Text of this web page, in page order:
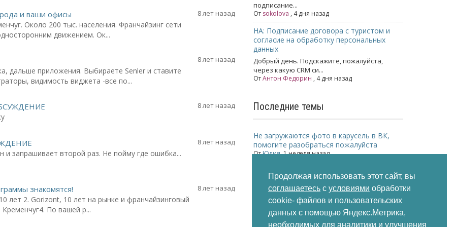
и ваши офисы
Около 200 тыс. населения. Франчайзинг сети
движением. Ок...
8 лет назад
дальше приложения. Выбираете Senler и ставите
видимость виджета -все по...
8 лет назад
8 лет назад
и запрашивает второй раз. Не пойму где ошибка...
8 лет назад
знакомятся!
лет 2. Gorizont, 10 лет на рынке и франчайзинговый
По вашей р...
8 лет назад
подписание...
От sokolova , 4 дня назад
НА: Подписание договора с туристом и
согласие на обработку персональных
данных
Добрый день. Подскажите, пожалуйста,
через какую CRM си...
ОтАнтон Федорин , 4 дня назад
Последние темы
Не загружаются фото в карусель в ВК,
помогите разобраться пожалуйста
ОтЮлия,1 неделя назад
Директ коммандер
Ольга,2 недели назад
Меньше заявок из Мастера Компании
Яндекс
Komilfotur,2 недели назад
Продолжая использовать этот сайт, вы
соглашаетесь с условиями обработки
cookie- файлов и пользовательских
данных с помощью Яндекс.Метрика,
необходимых для аналитики и улучшения